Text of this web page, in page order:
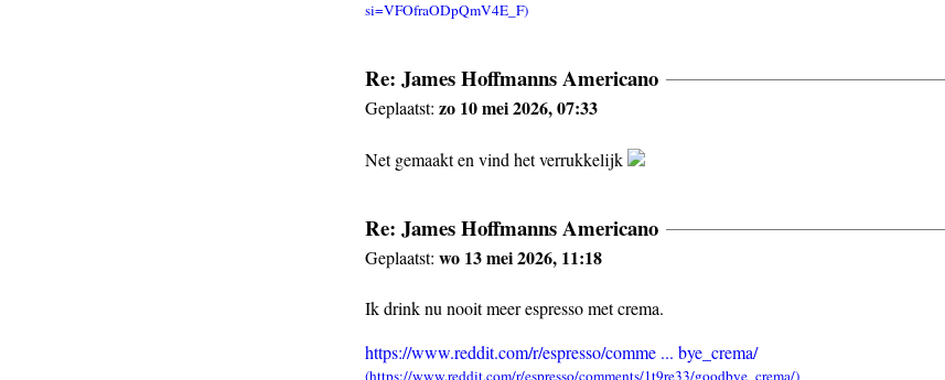
Re: James Hoffmanns Americano
Geplaatst:zo 10 mei 2026, 07:33
Net gemaakt en vind het verrukkelijk
Re: James Hoffmanns Americano
Geplaatst:wo 13 mei 2026, 11:18
Ik drink nu nooit meer espresso met crema.
https://www.reddit.com/r/espresso/comme ... bye_crema/